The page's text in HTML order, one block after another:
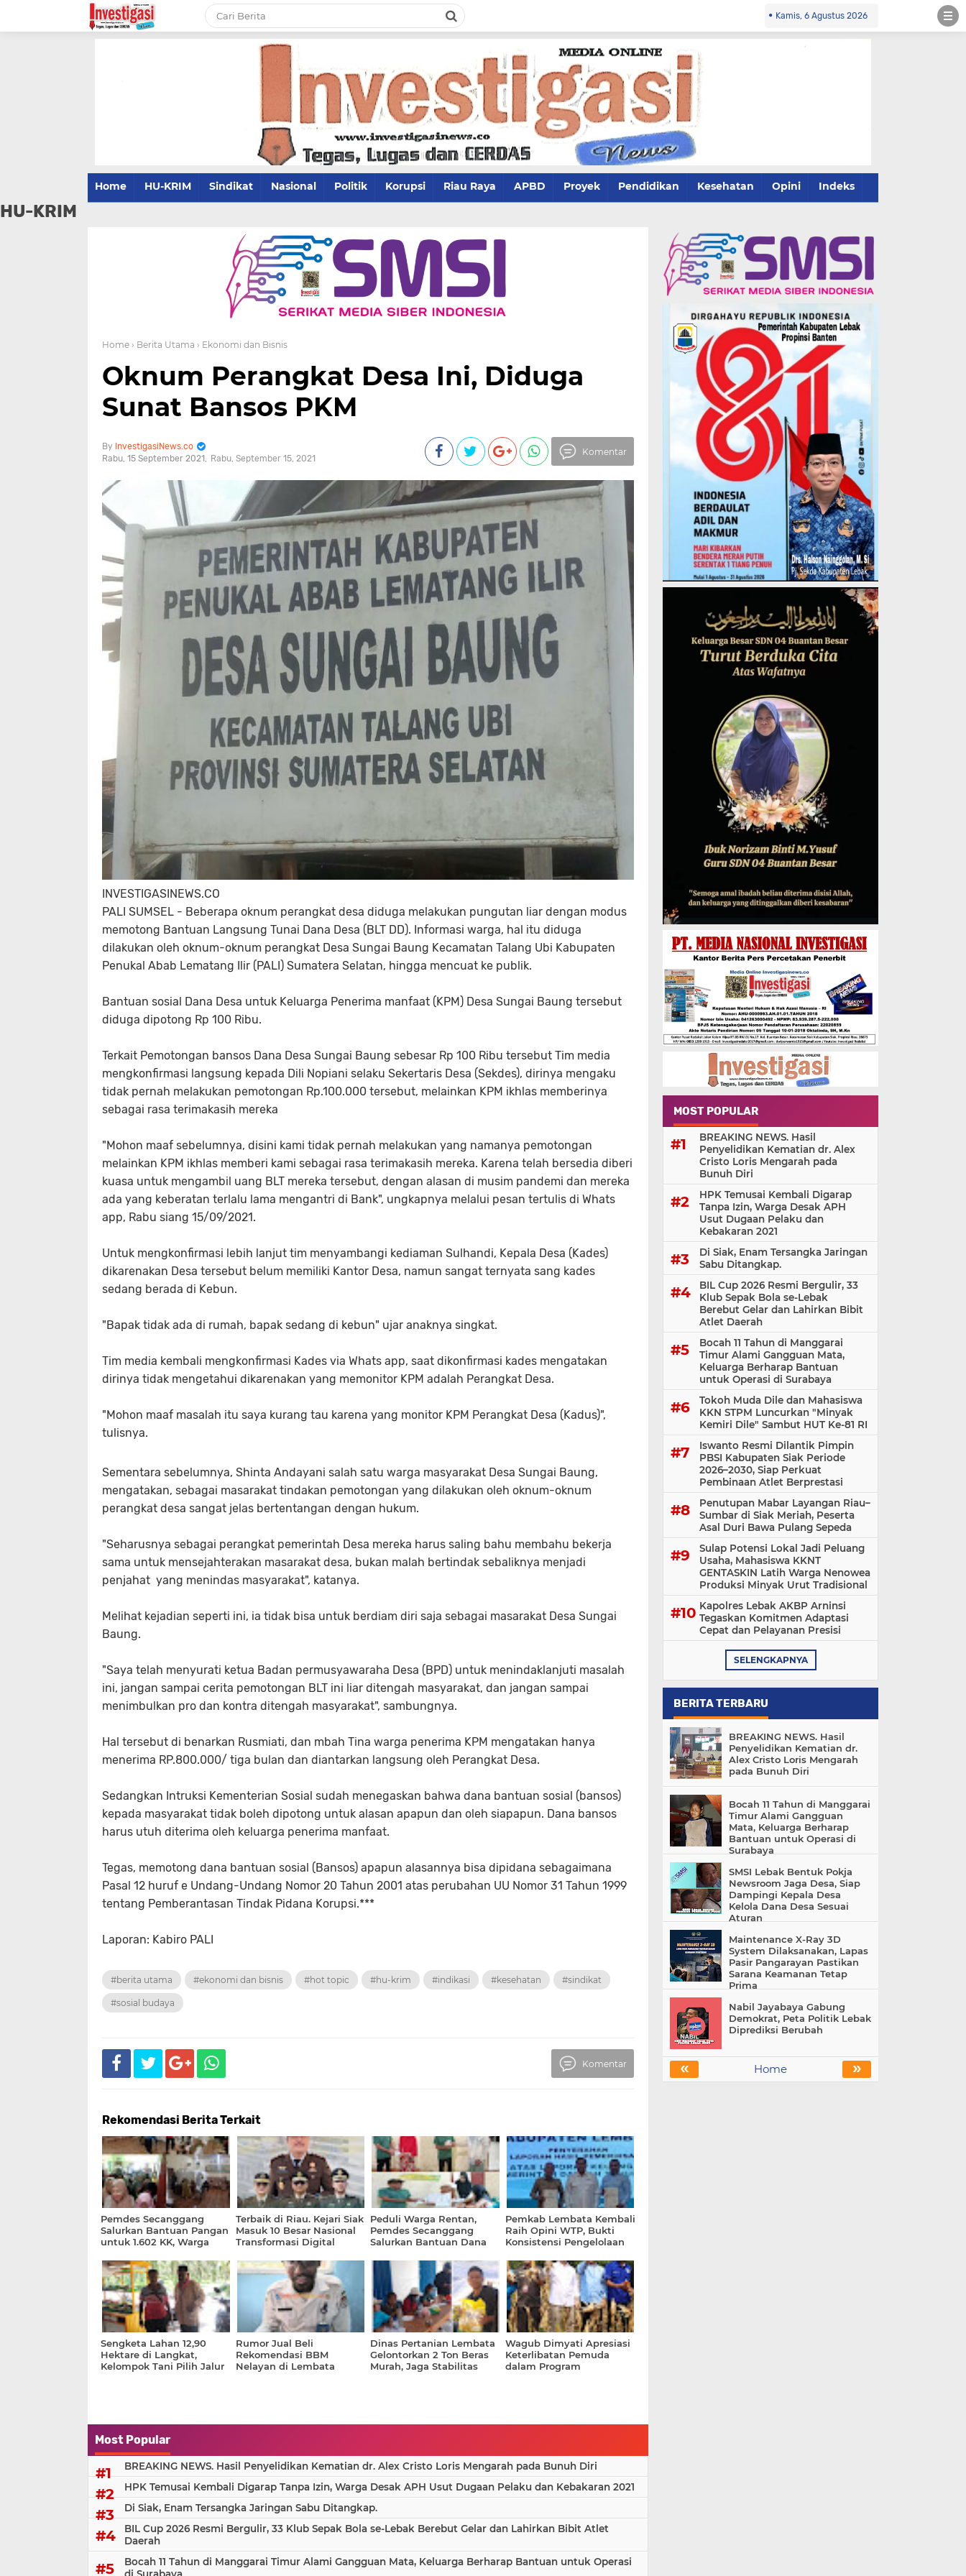
Kamis, 6 Agustus 2026
Home HU-KRIM Sindikat Nasional Politik Korupsi Riau Raya APBD Proyek Pendidikan Kesehatan Opini Indeks
HU-KRIM
Home › Berita Utama › Ekonomi dan Bisnis
Oknum Perangkat Desa Ini, Diduga
Sunat Bansos PKM
InvestigasiNews.co
Rabu, 15 September 2021
Rabu, September 15, 2021
Komentar
INVESTIGASINEWS.CO
PALI SUMSEL - Beberapa oknum perangkat desa diduga melakukan pungutan liar dengan modus
memotong Bantuan Langsung Tunai Dana Desa (BLT DD). Informasi warga, hal itu diduga
dilakukan oleh oknum-oknum perangkat Desa Sungai Baung Kecamatan Talang Ubi Kabupaten
Penukal Abab Lematang Ilir (PALI) Sumatera Selatan, hingga mencuat ke publik.
Bantuan sosial Dana Desa untuk Keluarga Penerima manfaat (KPM) Desa Sungai Baung tersebut
diduga dipotong Rp 100 Ribu.
Terkait Pemotongan bansos Dana Desa Sungai Baung sebesar Rp 100 Ribu tersebut Tim media
mengkonfirmasi langsung kepada Dili Nopiani selaku Sekertaris Desa (Sekdes), dirinya mengaku
tidak pernah melakukan pemotongan Rp.100.000 tersebut, melainkan KPM ikhlas memberinya
sebagai rasa terimakasih mereka
"Mohon maaf sebelumnya, disini kami tidak pernah melakukan yang namanya pemotongan
melainkan KPM ikhlas memberi kami sebagai rasa terimakasih mereka. Karena telah bersedia diberi
kuasa untuk mengambil uang BLT mereka tersebut, dengan alasan di musim pandemi dan mereka
ada yang keberatan terlalu lama mengantri di Bank", ungkapnya melalui pesan tertulis di Whats
app, Rabu siang 15/09/2021.
Untuk mengkonfirmasi lebih lanjut tim menyambangi kediaman Sulhandi, Kepala Desa (Kades)
dikarenakan Desa tersebut belum memiliki Kantor Desa, namun sangat ternyata sang kades
sedang berada di Kebun.
"Bapak tidak ada di rumah, bapak sedang di kebun" ujar anaknya singkat.
Tim media kembali mengkonfirmasi Kades via Whats app, saat dikonfirmasi kades mengatakan
dirinya tidak mengetahui dikarenakan yang memonitor KPM adalah Perangkat Desa.
"Mohon maaf masalah itu saya kurang tau karena yang monitor KPM Perangkat Desa (Kadus)",
tulisnya.
Sementara sebelumnya, Shinta Andayani salah satu warga masyarakat Desa Sungai Baung,
mengatakan, sebagai masarakat tindakan pemotongan yang dilakukan oleh oknum-oknum
perangkat desa sangat jelas bertentangan dengan hukum.
"Seharusnya sebagai perangkat pemerintah Desa mereka harus saling bahu membahu bekerja
sama untuk mensejahterakan masarakat desa, bukan malah bertindak sebaliknya menjadi
penjahat yang menindas masyarakat", katanya.
Melihat kejadian seperti ini, ia tidak bisa untuk berdiam diri saja sebagai masarakat Desa Sungai
Baung.
"Saya telah menyurati ketua Badan permusyawaraha Desa (BPD) untuk menindaklanjuti masalah
ini, jangan sampai cerita pemotongan BLT ini liar ditengah masyarakat, dan jangan sampai
menimbulkan pro dan kontra ditengah masyarakat", sambungnya.
Hal tersebut di benarkan Rusmiati, dan mbah Tina warga penerima KPM mengatakan hanya
menerima RP.800.000/ tiga bulan dan diantarkan langsung oleh Perangkat Desa.
Sedangkan Intruksi Kementerian Sosial sudah menegaskan bahwa dana bantuan sosial (bansos)
kepada masyarakat tidak boleh dipotong untuk alasan apapun dan oleh siapapun. Dana bansos
harus utuh diterima oleh keluarga penerima manfaat.
Tegas, memotong dana bantuan sosial (Bansos) apapun alasannya bisa dipidana sebagaimana
Pasal 12 huruf e Undang-Undang Nomor 20 Tahun 2001 atas perubahan UU Nomor 31 Tahun 1999
tentang Pemberantasan Tindak Pidana Korupsi.***
Laporan: Kabiro PALI
#berita utama #ekonomi dan bisnis #hot topic #hu-krim #indikasi #kesehatan #sindikat
#sosial budaya
Komentar
Rekomendasi Berita Terkait
Pemdes Secanggang
Salurkan Bantuan Pangan
untuk 1.602 KK, Warga
Liter Minyak Goreng
Terbaik di Riau. Kejari Siak
Masuk 10 Besar Nasional
Transformasi Digital
Peduli Warga Rentan,
Pemdes Secanggang
Salurkan Bantuan Dana
Pemkab Lembata Kembali
Raih Opini WTP, Bukti
Konsistensi Pengelolaan
Sengketa Lahan 12,90
Hektare di Langkat,
Kelompok Tani Pilih Jalur
Rumor Jual Beli
Rekomendasi BBM
Nelayan di Lembata
Dinas Pertanian Lembata
Gelontorkan 2 Ton Beras
Murah, Jaga Stabilitas
Wagub Dimyati Apresiasi
Keterlibatan Pemuda
dalam Program
Most Popular
BREAKING NEWS. Hasil Penyelidikan Kematian dr. Alex Cristo Loris Mengarah pada Bunuh Diri
HPK Temusai Kembali Digarap Tanpa Izin, Warga Desak APH Usut Dugaan Pelaku dan Kebakaran 2021
Di Siak, Enam Tersangka Jaringan Sabu Ditangkap.
BIL Cup 2026 Resmi Bergulir, 33 Klub Sepak Bola se-Lebak Berebut Gelar dan Lahirkan Bibit Atlet
Daerah
Bocah 11 Tahun di Manggarai Timur Alami Gangguan Mata, Keluarga Berharap Bantuan untuk Operasi
di Surabaya
MOST POPULAR
BREAKING NEWS. Hasil
Penyelidikan Kematian dr. Alex
Cristo Loris Mengarah pada
Bunuh Diri
HPK Temusai Kembali Digarap
Tanpa Izin, Warga Desak APH
Usut Dugaan Pelaku dan
Kebakaran 2021
Di Siak, Enam Tersangka Jaringan
Sabu Ditangkap.
BIL Cup 2026 Resmi Bergulir, 33
Klub Sepak Bola se-Lebak
Berebut Gelar dan Lahirkan Bibit
Atlet Daerah
Bocah 11 Tahun di Manggarai
Timur Alami Gangguan Mata,
Keluarga Berharap Bantuan
untuk Operasi di Surabaya
Tokoh Muda Dile dan Mahasiswa
KKN STPM Luncurkan "Minyak
Kemiri Dile" Sambut HUT Ke-81 RI
Iswanto Resmi Dilantik Pimpin
PBSI Kabupaten Siak Periode
2026–2030, Siap Perkuat
Pembinaan Atlet Berprestasi
Penutupan Mabar Layangan Riau–
Sumbar di Siak Meriah, Peserta
Asal Duri Bawa Pulang Sepeda
Sulap Potensi Lokal Jadi Peluang
Usaha, Mahasiswa KKNT
GENTASKIN Latih Warga Nenowea
Produksi Minyak Urut Tradisional
Kapolres Lebak AKBP Arninsi
Tegaskan Komitmen Adaptasi
Cepat dan Pelayanan Presisi
SELENGKAPNYA
BERITA TERBARU
BREAKING NEWS. Hasil
Penyelidikan Kematian dr.
Alex Cristo Loris Mengarah
pada Bunuh Diri
Bocah 11 Tahun di Manggarai
Timur Alami Gangguan
Mata, Keluarga Berharap
Bantuan untuk Operasi di
Surabaya
SMSI Lebak Bentuk Pokja
Newsroom Jaga Desa, Siap
Dampingi Kepala Desa
Kelola Dana Desa Sesuai
Aturan
Maintenance X-Ray 3D
System Dilaksanakan, Lapas
Pasir Pangarayan Pastikan
Sarana Keamanan Tetap
Prima
Nabil Jayabaya Gabung
Demokrat, Peta Politik Lebak
Diprediksi Berubah
« »
Home